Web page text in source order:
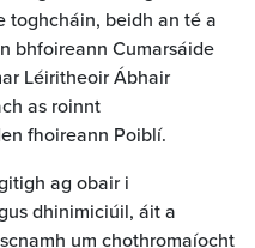
toghcháin, beidh an té a
bhfoireann Cumarsáide
Léiritheoir Ábhair
as roinnt
fhoireann Poiblí.
ag obair i
dhinimiciúil, áit a
um chothromaíocht